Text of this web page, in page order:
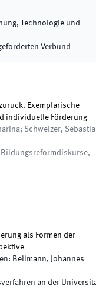
Technologie und
Verbund
Exemplarische
individuelle Förderung
Schweizer,
als Formen der
: Bellmann, Johannes
an der